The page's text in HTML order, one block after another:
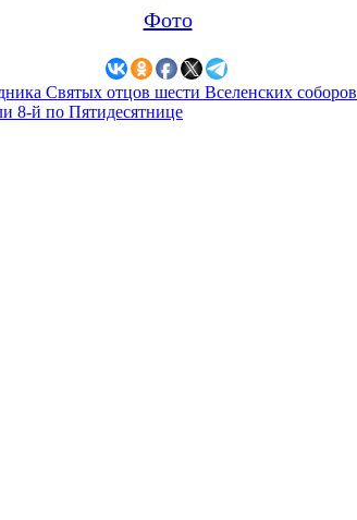
Фото
Святых отцов шести Вселенских соборов
8-й по Пятидесятнице